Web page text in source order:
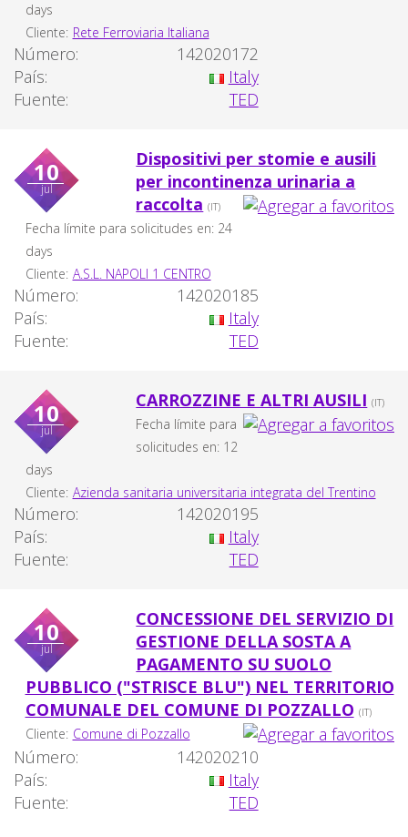
days
Cliente: Rete Ferroviaria Italiana
Número:
142020172
País:
Italy
Fuente:
TED
10
jul
Dispositivi per stomie e ausili
per incontinenza urinaria a
raccolta (IT)
Fecha límite para solicitudes en: 24
days
Cliente: A.S.L. NAPOLI 1 CENTRO
Número:
142020185
País:
Italy
Fuente:
TED
10
jul
CARROZZINE E ALTRI AUSILI (IT)
Fecha límite para
solicitudes en: 12
days
Cliente: Azienda sanitaria universitaria integrata del Trentino
Número:
142020195
País:
Italy
Fuente:
TED
10
jul
CONCESSIONE DEL SERVIZIO DI
GESTIONE DELLA SOSTA A
PAGAMENTO SU SUOLO
PUBBLICO ("STRISCE BLU") NEL TERRITORIO
COMUNALE DEL COMUNE DI POZZALLO (IT)
Cliente: Comune di Pozzallo
Número:
142020210
País:
Italy
Fuente:
TED